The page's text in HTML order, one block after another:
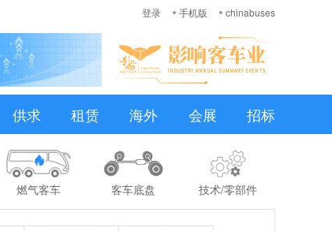
登录 手机版 chinabuses
供求 租赁 海外 会展 招标
燃气客车 客车底盘 技术/零部件